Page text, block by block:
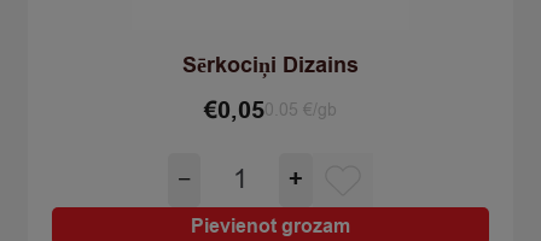
Sērkociņi Dizains
€0,050.05 €/gb
−
Sērkociņi
Dizains
quantity
+
Pievienot grozam